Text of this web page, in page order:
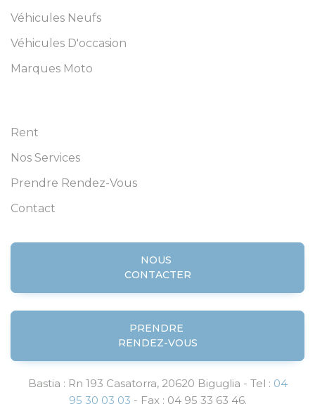
Véhicules Neufs
Véhicules D'occasion
Marques Moto
Rent
Nos Services
Prendre Rendez-Vous
Contact
NOUS
CONTACTER
PRENDRE
RENDEZ-VOUS
Bastia : Rn 193 Casatorra, 20620 Biguglia - Tel : 04
95 30 03 03 - Fax : 04 95 33 63 46.